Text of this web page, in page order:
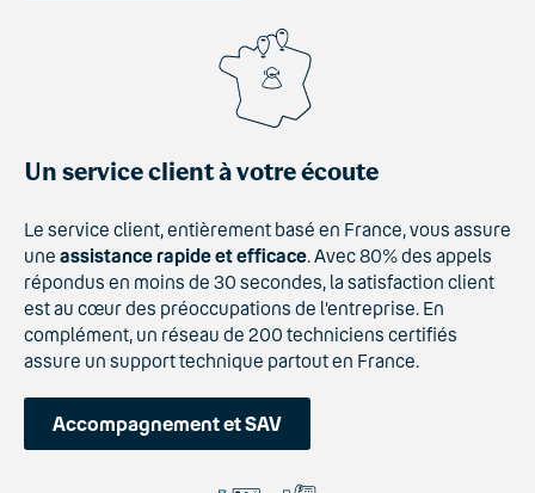
Un service client à votre écoute
Le service client, entièrement basé en France, vous assure
une assistance rapide et efficace. Avec 80% des appels
répondus en moins de 30 secondes, la satisfaction client
est au cœur des préoccupations de l’entreprise. En
complément, un réseau de 200 techniciens certifiés
assure un support technique partout en France.
Accompagnement et SAV